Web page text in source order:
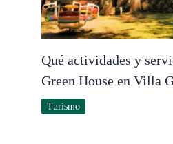
Qué actividades y
Green House en Villa
Turismo